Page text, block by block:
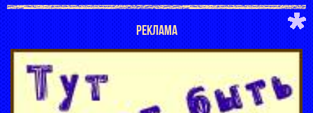
РЕКЛАМА